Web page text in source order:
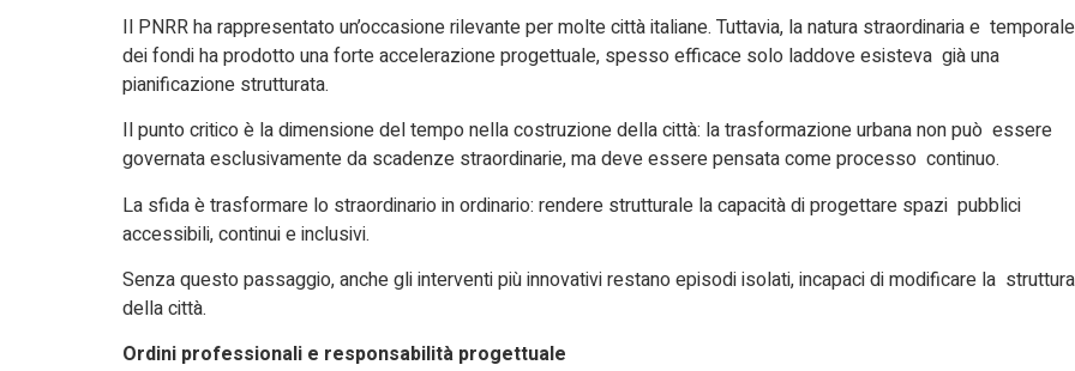
Il PNRR ha rappresentato un’occasione rilevante per molte città italiane. Tuttavia, la natura straordinaria e temporale
dei fondi ha prodotto una forte accelerazione progettuale, spesso efficace solo laddove esisteva già una
pianificazione strutturata.
Il punto critico è la dimensione del tempo nella costruzione della città: la trasformazione urbana non può essere
governata esclusivamente da scadenze straordinarie, ma deve essere pensata come processo continuo.
La sfida è trasformare lo straordinario in ordinario: rendere strutturale la capacità di progettare spazi pubblici
accessibili, continui e inclusivi.
Senza questo passaggio, anche gli interventi più innovativi restano episodi isolati, incapaci di modificare la struttura
della città.
Ordini professionali e responsabilità progettuale